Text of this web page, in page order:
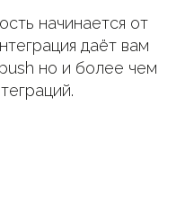
начинается от
даёт вам
но и более чем